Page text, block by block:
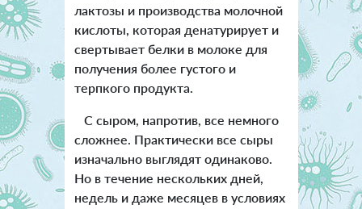
лактозы и производства молочной
кислоты, которая денатурирует и
свертывает белки в молоке для
получения более густого и
терпкого продукта.
С сыром, напротив, все немного
сложнее. Практически все сыры
изначально выглядят одинаково.
Но в течение нескольких дней,
недель и даже месяцев в условиях